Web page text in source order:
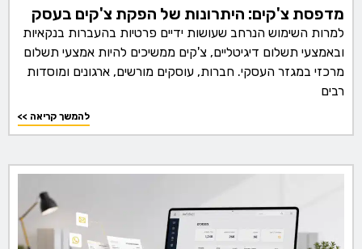
מדפסת צ'קים: היתרונות של הפקת צ'קים בעסק
למרות השימוש הנרחב שעושות ידיים פרטיות בהעברות בנקאיות
ובאמצעי תשלום דיגיטליים, צ'קים ממשיכים להיות אמצעי תשלום
מרכזי במגזר העסקי. חברות, עוסקים מורשים, ארגונים ומוסדות
רבים
<< להמשך קריאה